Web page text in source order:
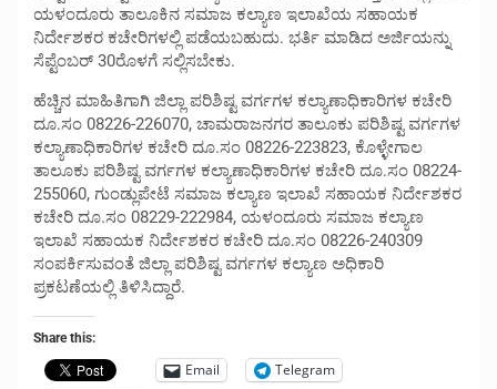
ಯಳಂದೂರು ತಾಲೂಕಿನ ಸಮಾಜ ಕಲ್ಯಾಣ ಇಲಾಖೆಯ ಸಹಾಯಕ
ನಿರ್ದೇಶಕರ ಕಚೇರಿಗಳಲ್ಲಿ ಪಡೆಯಬಹುದು. ಭರ್ತಿ ಮಾಡಿದ ಅರ್ಜಿಯನ್ನು
ಸೆಪ್ಟೆಂಬರ್ 30ರೊಳಗೆ ಸಲ್ಲಿಸಬೇಕು.
ಹೆಚ್ಚಿನ ಮಾಹಿತಿಗಾಗಿ ಜಿಲ್ಲಾ ಪರಿಶಿಷ್ಟ ವರ್ಗಗಳ ಕಲ್ಯಾಣಾಧಿಕಾರಿಗಳ ಕಚೇರಿ
ದೂ.ಸಂ 08226-226070, ಚಾಮರಾಜನಗರ ತಾಲೂಕು ಪರಿಶಿಷ್ಟ ವರ್ಗಗಳ
ಕಲ್ಯಾಣಾಧಿಕಾರಿಗಳ ಕಚೇರಿ ದೂ.ಸಂ 08226-223823, ಕೊಳ್ಳೇಗಾಲ
ತಾಲೂಕು ಪರಿಶಿಷ್ಟ ವರ್ಗಗಳ ಕಲ್ಯಾಣಾಧಿಕಾರಿಗಳ ಕಚೇರಿ ದೂ.ಸಂ 08224-
255060, ಗುಂಡ್ಲುಪೇಟೆ ಸಮಾಜ ಕಲ್ಯಾಣ ಇಲಾಖೆ ಸಹಾಯಕ ನಿರ್ದೇಶಕರ
ಕಚೇರಿ ದೂ.ಸಂ 08229-222984, ಯಳಂದೂರು ಸಮಾಜ ಕಲ್ಯಾಣ
ಇಲಾಖೆ ಸಹಾಯಕ ನಿರ್ದೇಶಕರ ಕಚೇರಿ ದೂ.ಸಂ 08226-240309
ಸಂಪರ್ಕಿಸುವಂತೆ ಜಿಲ್ಲಾ ಪರಿಶಿಷ್ಟ ವರ್ಗಗಳ ಕಲ್ಯಾಣ ಅಧಿಕಾರಿ
ಪ್ರಕಟಣೆಯಲ್ಲಿ ತಿಳಿಸಿದ್ದಾರೆ.
Share this:
Email
Telegram